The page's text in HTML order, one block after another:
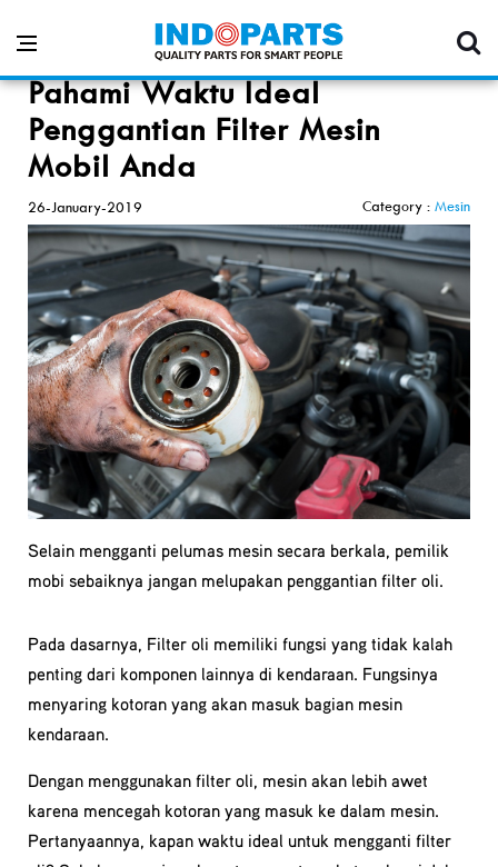
Pahami Waktu Ideal
Penggantian Filter Mesin
Mobil Anda
26-January-2019 Category : Mesin
Selain mengganti pelumas mesin secara berkala, pemilik
mobi sebaiknya jangan melupakan penggantian filter oli.
Pada dasarnya, Filter oli memiliki fungsi yang tidak kalah
penting dari komponen lainnya di kendaraan. Fungsinya
menyaring kotoran yang akan masuk bagian mesin
kendaraan.
Dengan menggunakan filter oli, mesin akan lebih awet
karena mencegah kotoran yang masuk ke dalam mesin.
Pertanyaannya, kapan waktu ideal untuk mengganti filter